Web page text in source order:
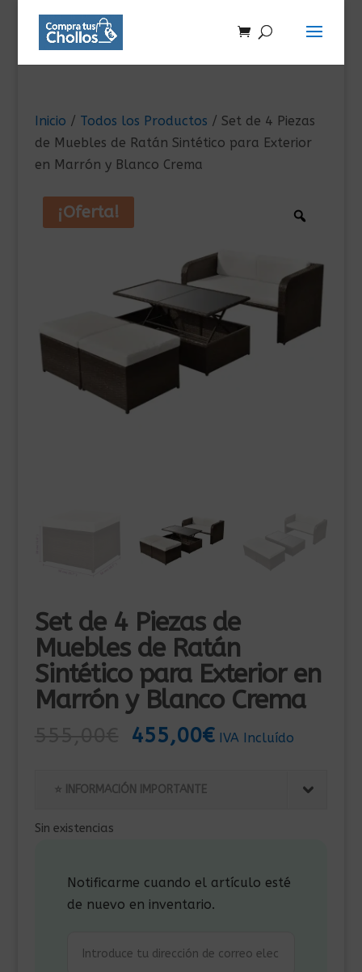
Inicio / Todos los Productos / Set de 4 Piezas
de Muebles de Ratán Sintético para Exterior
en Marrón y Blanco Crema
¡Oferta!
Set de 4 Piezas de
Muebles de Ratán
Sintético para Exterior en
Marrón y Blanco Crema
El
original
era:
455,00€El
IVA Incluído
⭐ INFORMACIÓN IMPORTANTE
Sin existencias
Notificarme cuando el artículo esté
de nuevo en inventario.